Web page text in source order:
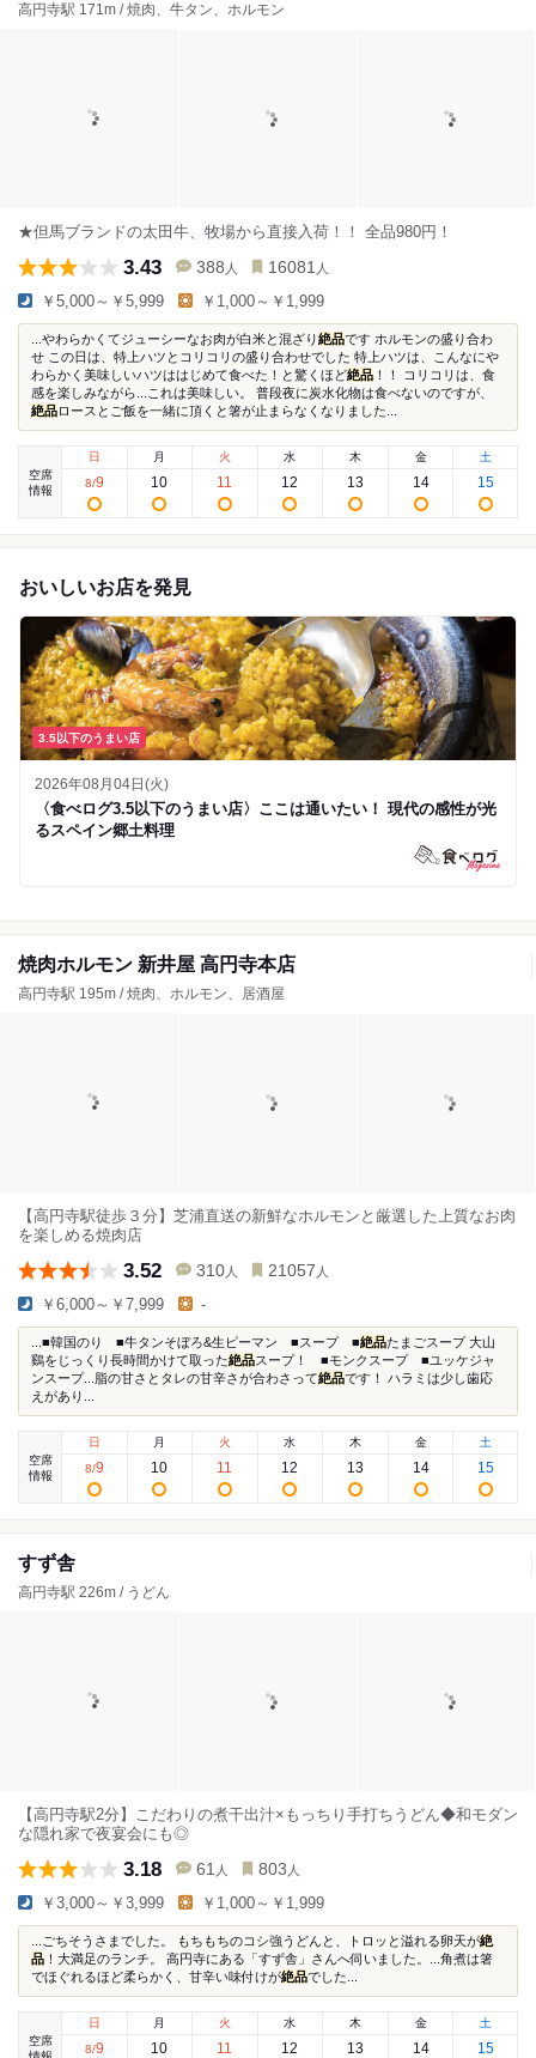
高円寺駅 171m / 焼肉、牛タン、ホルモン
★但馬ブランドの太田牛、牧場から直接入荷！！ 全品980円！
3.43 388 人 16081 人
￥5,000～￥5,999 ￥1,000～￥1,999
...やわらかくてジューシーなお肉が白米と混ざり絶品です ホルモンの盛り合わ
せ この日は、特上ハツとコリコリの盛り合わせでした 特上ハツは、こんなにや
わらかく美味しいハツははじめて食べた！と驚くほど絶品 ！！ コリコリは、食
感を楽しみながら...これは美味しい。 普段夜に炭水化物は食べないのですが、
絶品ロースとご飯を一緒に頂くと箸が止まらなくなりました...
空席
情報
日
8/9
月
10
火
11
水
12
木
13
金
14
土
15
おいしいお店を発見
3.5以下のうまい店
2026年08月04日(火)
〈食べログ3.5以下のうまい店〉ここは通いたい！ 現代の感性が光
るスペイン郷土料理
焼肉ホルモン 新井屋 高円寺本店
高円寺駅 195m / 焼肉、ホルモン、居酒屋
【高円寺駅徒歩３分】芝浦直送の新鮮なホルモンと厳選した上質なお肉
を楽しめる焼肉店
3.52 310 人 21057 人
￥6,000～￥7,999 -
...■韓国のり ■牛タンそぼろ&生ピーマン ■スープ ■絶品たまごスープ 大山
鷄をじっくり長時間かけて取った絶品スープ！ ■モンクスープ ■ユッケジャ
ンスープ...脂の甘さとタレの甘辛さが合わさって絶品です！ ハラミは少し歯応
えがあり...
空席
情報
日
8/9
月
10
火
11
水
12
木
13
金
14
土
15
すず舎
高円寺駅 226m / うどん
【高円寺駅2分】こだわりの煮干出汁×もっちり手打ちうどん◆和モダン
な隠れ家で夜宴会にも◎
3.18 61 人 803 人
￥3,000～￥3,999 ￥1,000～￥1,999
...ごちそうさまでした。 もちもちのコシ強うどんと、トロッと溢れる卵天が絶
品 ！大満足のランチ。 高円寺にある「すず舎」さんへ伺いました。...角煮は箸
でほぐれるほど柔らかく、甘辛い味付けが絶品でした...
空席
日
8/9
月
10
火
11
水
12
木
13
金
14
土
15